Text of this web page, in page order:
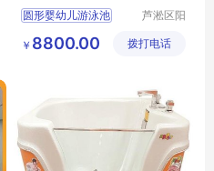
缸
圆形婴幼儿游泳池
广州游泳池设备厂家
芦淞区阳
童游泳馆
￥ 8800.00 拨打电话